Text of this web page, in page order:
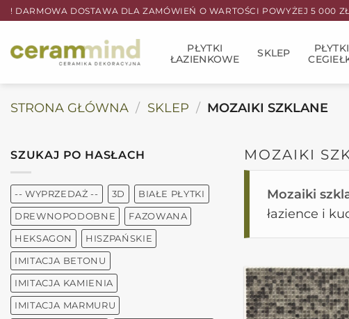
Przewiń
do
zawartości
! DARMOWA DOSTAWA DLA ZAMÓWIEŃ O WARTOŚCI POWYŻEJ 5 000 ZŁ
PŁYTKI
ŁAZIENKOWE
SKLEP
PŁYTKI
STRONA GŁÓWNA / SKLEP / MOZAIKI SZKLANE
SZUKAJ PO HASŁACH
-- WYPRZEDAŻ -- 3D BIAŁE PŁYTKI
DREWNOPODOBNE FAZOWANA
HEKSAGON HISZPAŃSKIE
IMITACJA BETONU
IMITACJA KAMIENIA
IMITACJA MARMURU
MOZAIKI
Mozaiki
łazience i